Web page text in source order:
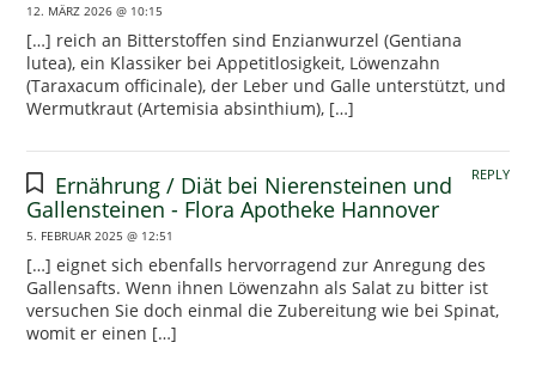
12. MÄRZ 2026 @ 10:15
[…] reich an Bitterstoffen sind Enzianwurzel (Gentiana
lutea), ein Klassiker bei Appetitlosigkeit, Löwenzahn
(Taraxacum officinale), der Leber und Galle unterstützt, und
Wermutkraut (Artemisia absinthium), […]
Ernährung / Diät bei Nierensteinen und
Gallensteinen - Flora Apotheke Hannover
5. FEBRUAR 2025 @ 12:51
[…] eignet sich ebenfalls hervorragend zur Anregung des
Gallensafts. Wenn ihnen Löwenzahn als Salat zu bitter ist
versuchen Sie doch einmal die Zubereitung wie bei Spinat,
womit er einen […]
REPLY